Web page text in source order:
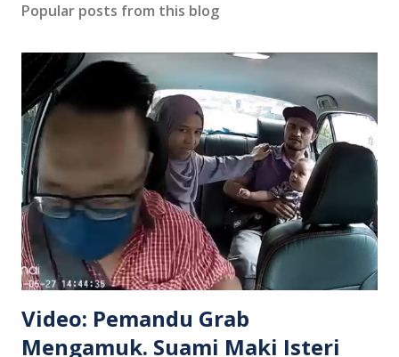
Popular posts from this blog
Video: Pemandu Grab
Mengamuk. Suami Maki Isteri